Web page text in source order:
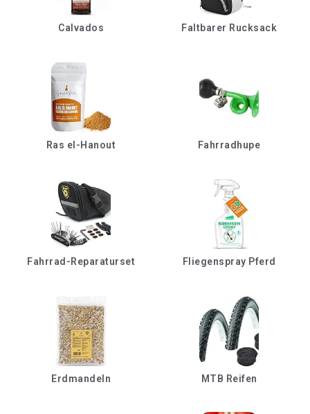
Calvados Faltbarer Rucksack
Ras el-Hanout Fahrradhupe
Fahrrad-Reparaturset Fliegenspray Pferd
Erdmandeln MTB Reifen